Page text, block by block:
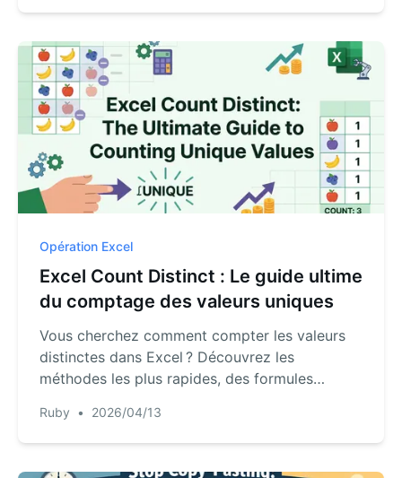
Opération Excel
Excel Count Distinct : Le guide ultime
du comptage des valeurs uniques
Vous cherchez comment compter les valeurs
distinctes dans Excel ? Découvrez les
méthodes les plus rapides, des formules
Ruby • 2026/04/13